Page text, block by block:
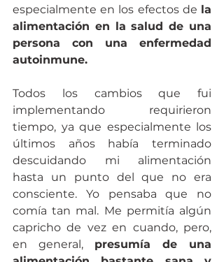
especialmente en los efectos de la
alimentación en la salud de una
persona con una enfermedad
autoinmune.
Todos los cambios que fui
implementando requirieron
tiempo, ya que especialmente los
últimos años había terminado
descuidando mi alimentación
hasta un punto del que no era
consciente. Yo pensaba que no
comía tan mal. Me permitía algún
capricho de vez en cuando, pero,
en general, presumía de una